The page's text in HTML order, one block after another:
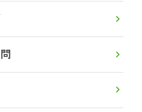
357-664
～20:00
ルで見積り・相談